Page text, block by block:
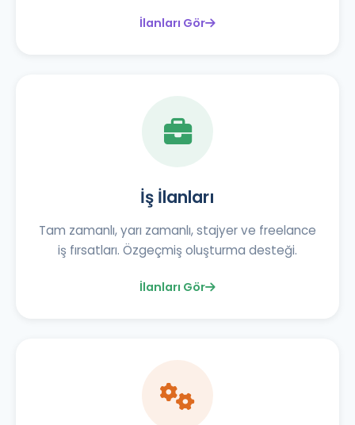
İlanları Gör
İş İlanları
Tam zamanlı, yarı zamanlı, stajyer ve freelance
iş fırsatları. Özgeçmiş oluşturma desteği.
İlanları Gör